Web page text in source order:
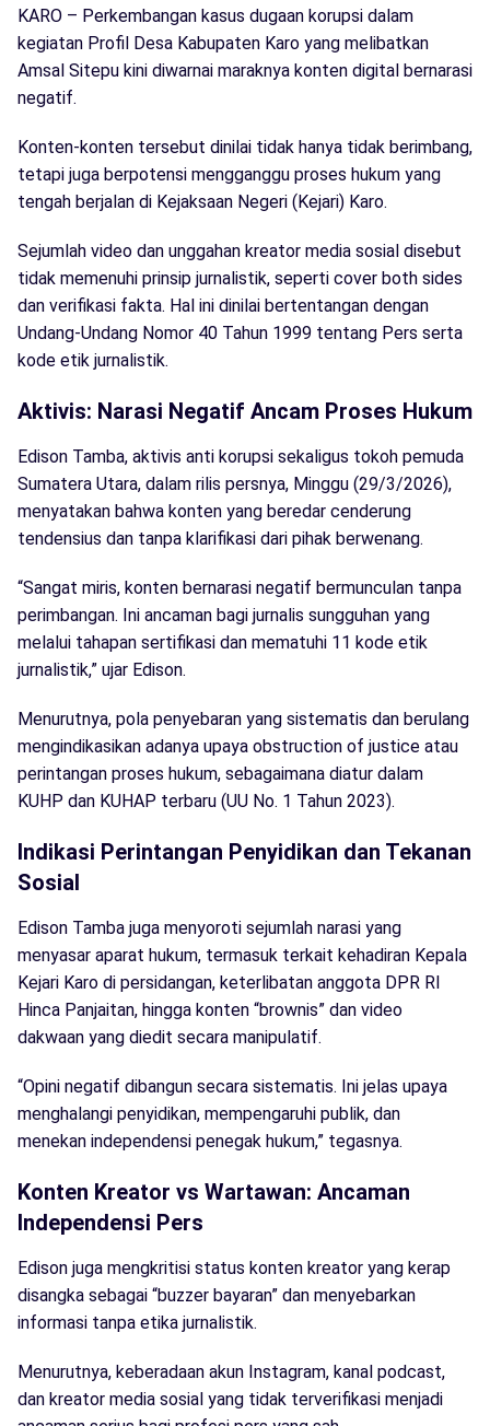
KARO – Perkembangan kasus dugaan korupsi dalam
kegiatan Profil Desa Kabupaten Karo yang melibatkan
Amsal Sitepu kini diwarnai maraknya konten digital bernarasi
negatif.
Konten-konten tersebut dinilai tidak hanya tidak berimbang,
tetapi juga berpotensi mengganggu proses hukum yang
tengah berjalan di Kejaksaan Negeri (Kejari) Karo.
Sejumlah video dan unggahan kreator media sosial disebut
tidak memenuhi prinsip jurnalistik, seperti cover both sides
dan verifikasi fakta. Hal ini dinilai bertentangan dengan
Undang-Undang Nomor 40 Tahun 1999 tentang Pers serta
kode etik jurnalistik.
Aktivis: Narasi Negatif Ancam Proses Hukum
Edison Tamba, aktivis anti korupsi sekaligus tokoh pemuda
Sumatera Utara, dalam rilis persnya, Minggu (29/3/2026),
menyatakan bahwa konten yang beredar cenderung
tendensius dan tanpa klarifikasi dari pihak berwenang.
“Sangat miris, konten bernarasi negatif bermunculan tanpa
perimbangan. Ini ancaman bagi jurnalis sungguhan yang
melalui tahapan sertifikasi dan mematuhi 11 kode etik
jurnalistik,” ujar Edison.
Menurutnya, pola penyebaran yang sistematis dan berulang
mengindikasikan adanya upaya obstruction of justice atau
perintangan proses hukum, sebagaimana diatur dalam
KUHP dan KUHAP terbaru (UU No. 1 Tahun 2023).
Indikasi Perintangan Penyidikan dan Tekanan
Sosial
Edison Tamba juga menyoroti sejumlah narasi yang
menyasar aparat hukum, termasuk terkait kehadiran Kepala
Kejari Karo di persidangan, keterlibatan anggota DPR RI
Hinca Panjaitan, hingga konten “brownis” dan video
dakwaan yang diedit secara manipulatif.
“Opini negatif dibangun secara sistematis. Ini jelas upaya
menghalangi penyidikan, mempengaruhi publik, dan
menekan independensi penegak hukum,” tegasnya.
Konten Kreator vs Wartawan: Ancaman
Independensi Pers
Edison juga mengkritisi status konten kreator yang kerap
disangka sebagai “buzzer bayaran” dan menyebarkan
informasi tanpa etika jurnalistik.
Menurutnya, keberadaan akun Instagram, kanal podcast,
dan kreator media sosial yang tidak terverifikasi menjadi